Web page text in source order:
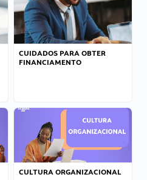
CUIDADOS PARA OBTER
FINANCIAMENTO
CULTURA ORGANIZACIONAL